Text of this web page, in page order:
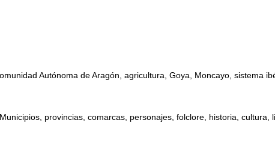
Autónoma de Aragón, agricultura, Goya, Moncayo, sistema
provincias, comarcas, personajes, folclore, historia, cultura,